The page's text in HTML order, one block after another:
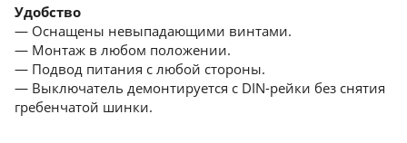
Удобство
— Оснащены невыпадающими винтами.
— Монтаж в любом положении.
— Подвод питания с любой стороны.
— Выключатель демонтируется с DIN-рейки без снятия
гребенчатой шинки.